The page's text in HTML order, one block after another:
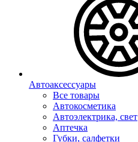
Автоаксессуары
Все товары
Автокосметика
Автоэлектрика, свет
Аптечка
Губки, салфетки